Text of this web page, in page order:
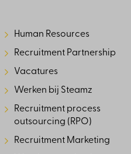
Human Resources
Recruitment Partnership
Vacatures
Werken bij Steamz
Recruitment process
outsourcing (RPO)
Recruitment Marketing